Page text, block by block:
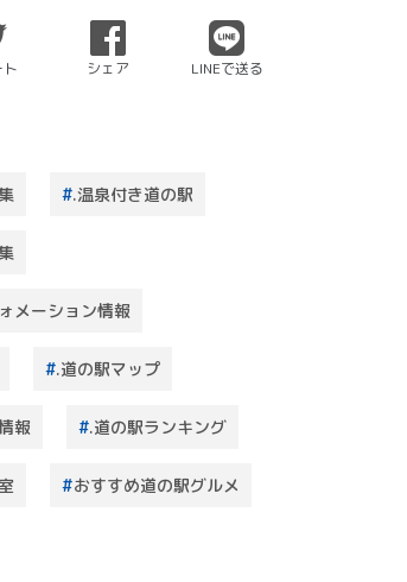
シェア LINEで送る
.温泉付き道の駅
メーション情報
.道の駅マップ
報 .道の駅ランキング
おすすめ道の駅グルメ